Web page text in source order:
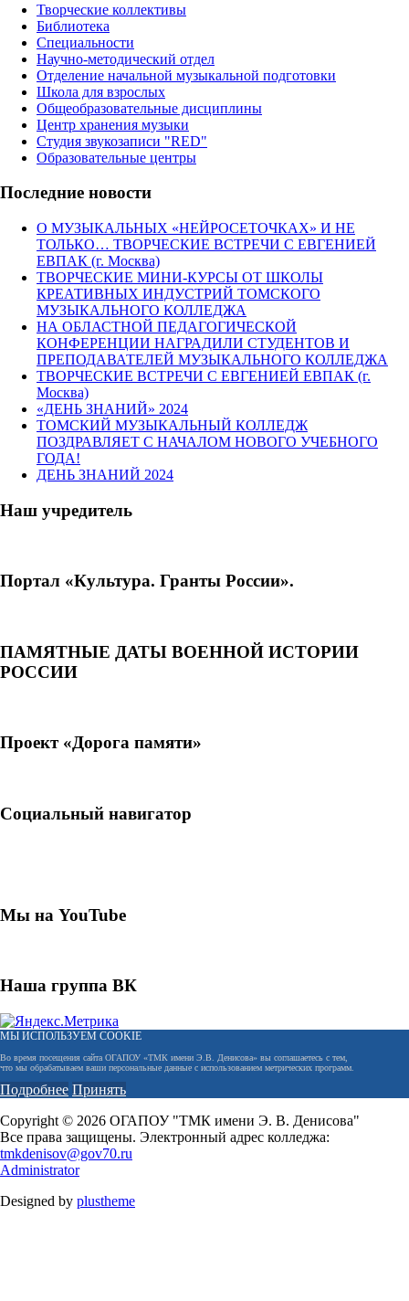
Творческие коллективы
Библиотека
Специальности
Научно-методический отдел
Отделение начальной музыкальной подготовки
Школа для взрослых
Общеобразовательные дисциплины
Центр хранения музыки
Студия звукозаписи "RED"
Образовательные центры
Последние новости
О МУЗЫКАЛЬНЫХ «НЕЙРОСЕТОЧКАХ» И НЕ
ТОЛЬКО… ТВОРЧЕСКИЕ ВСТРЕЧИ С ЕВГЕНИЕЙ
ЕВПАК (г. Москва)
ТВОРЧЕСКИЕ МИНИ-КУРСЫ ОТ ШКОЛЫ
КРЕАТИВНЫХ ИНДУСТРИЙ ТОМСКОГО
МУЗЫКАЛЬНОГО КОЛЛЕДЖА
НА ОБЛАСТНОЙ ПЕДАГОГИЧЕСКОЙ
КОНФЕРЕНЦИИ НАГРАДИЛИ СТУДЕНТОВ И
ПРЕПОДАВАТЕЛЕЙ МУЗЫКАЛЬНОГО КОЛЛЕДЖА
ТВОРЧЕСКИЕ ВСТРЕЧИ С ЕВГЕНИЕЙ ЕВПАК (г.
Москва)
«ДЕНЬ ЗНАНИЙ» 2024
ТОМСКИЙ МУЗЫКАЛЬНЫЙ КОЛЛЕДЖ
ПОЗДРАВЛЯЕТ С НАЧАЛОМ НОВОГО УЧЕБНОГО
ГОДА!
ДЕНЬ ЗНАНИЙ 2024
Наш учредитель
Портал «Культура. Гранты России».
ПАМЯТНЫЕ ДАТЫ ВОЕННОЙ ИСТОРИИ
РОССИИ
Проект «Дорога памяти»
Социальный навигатор
Мы на YouTube
Наша группа ВК
МЫ ИСПОЛЬЗУЕМ COOKIE
Во время посещения сайта ОГАПОУ «ТМК имени Э.В. Денисова» вы соглашаетесь с тем,
что мы обрабатываем ваши персональные данные с использованием метрических программ.
Подробнее Принять
Copyright © 2026 ОГАПОУ "ТМК имени Э. В. Денисова"
Все права защищены. Электронный адрес колледжа:
tmkdenisov@gov70.ru
Administrator
Designed by plustheme